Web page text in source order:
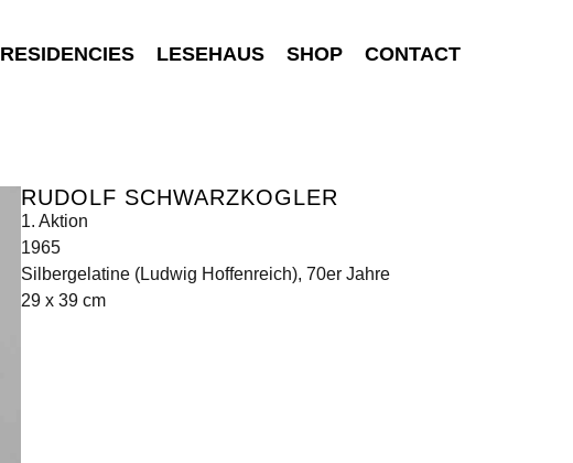
RESIDENCIES LESEHAUS SHOP CONTACT
RUDOLF SCHWARZKOGLER
1. Aktion
1965
Silbergelatine (Ludwig Hoffenreich), 70er Jahre
29 x 39 cm